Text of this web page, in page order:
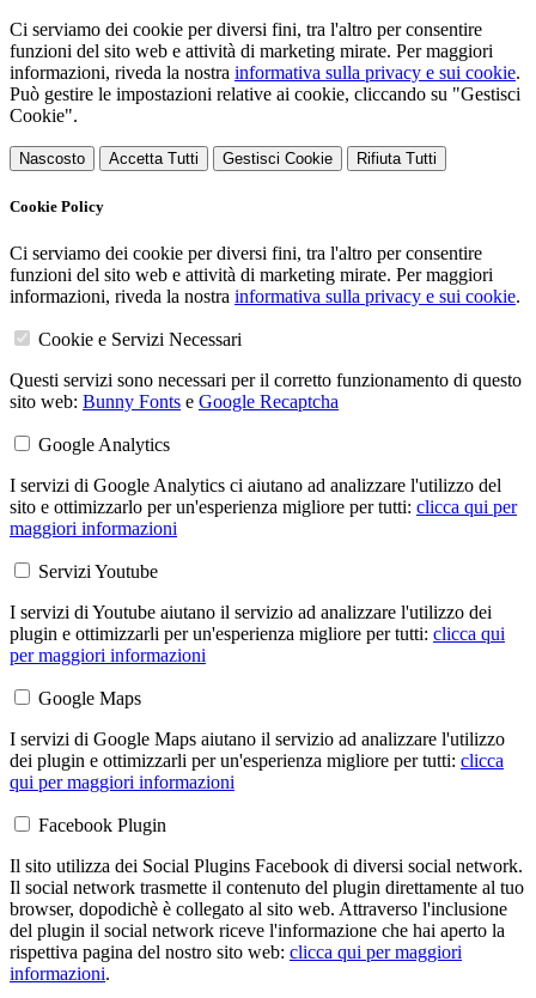
Ci serviamo dei cookie per diversi fini, tra l'altro per consentire
funzioni del sito web e attività di marketing mirate. Per maggiori
informazioni, riveda la nostra informativa sulla privacy e sui cookie.
Può gestire le impostazioni relative ai cookie, cliccando su "Gestisci
Cookie".
Nascosto Accetta Tutti Gestisci Cookie Rifiuta Tutti
Cookie Policy
Ci serviamo dei cookie per diversi fini, tra l'altro per consentire
funzioni del sito web e attività di marketing mirate. Per maggiori
informazioni, riveda la nostra informativa sulla privacy e sui cookie.
Cookie e Servizi Necessari
Questi servizi sono necessari per il corretto funzionamento di questo
sito web: Bunny Fonts e Google Recaptcha
Google Analytics
I servizi di Google Analytics ci aiutano ad analizzare l'utilizzo del
sito e ottimizzarlo per un'esperienza migliore per tutti: clicca qui per
maggiori informazioni
Servizi Youtube
I servizi di Youtube aiutano il servizio ad analizzare l'utilizzo dei
plugin e ottimizzarli per un'esperienza migliore per tutti: clicca qui
per maggiori informazioni
Google Maps
I servizi di Google Maps aiutano il servizio ad analizzare l'utilizzo
dei plugin e ottimizzarli per un'esperienza migliore per tutti: clicca
qui per maggiori informazioni
Facebook Plugin
Il sito utilizza dei Social Plugins Facebook di diversi social network.
Il social network trasmette il contenuto del plugin direttamente al tuo
browser, dopodichè è collegato al sito web. Attraverso l'inclusione
del plugin il social network riceve l'informazione che hai aperto la
rispettiva pagina del nostro sito web: clicca qui per maggiori
informazioni.